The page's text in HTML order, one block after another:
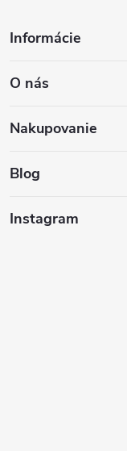
p
ä
Informácie
O nás
Nakupovanie
Blog
Instagram